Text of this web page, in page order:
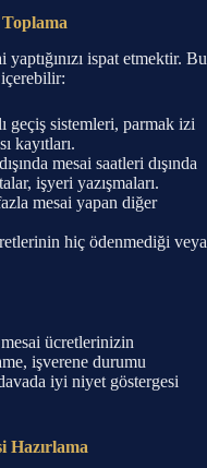
ispat etmektir. Bu
geçiş sistemleri, parmak izi
kayıtları.
mesai saatleri dışında
işyeri yazışmaları.
mesai yapan diğer
hiç ödenmediği veya
ücretlerinizin
işverene durumu
iyi niyet göstergesi
Hazırlama